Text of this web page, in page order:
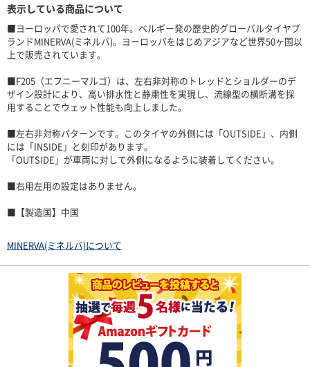
表示している商品について
■ヨーロッパで愛されて100年。ベルギー発の歴史的グローバルタイヤブ
ランドMINERVA(ミネルバ)。ヨーロッパをはじめアジアなど世界50ヶ国以
上で販売されています。
■F205（エフニーマルゴ）は、左右非対称のトレッドとショルダーのデ
ザイン設計により、高い排水性と静粛性を実現し、流線型の横断溝を採
用することでウェット性能も向上しました。
■左右非対称パターンです。このタイヤの外側には「OUTSIDE」、内側
には「INSIDE」と刻印があります。
「OUTSIDE」が車両に対して外側になるように装着してください。
■右用左用の設定はありません。
■【製造国】中国
MINERVA(ミネルバ)について